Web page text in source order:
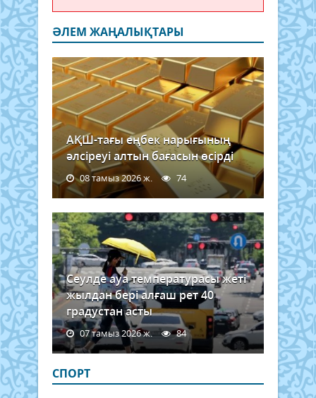
ӘЛЕМ ЖАҢАЛЫҚТАРЫ
АҚШ-тағы еңбек нарығының
әлсіреуі алтын бағасын өсірді
08 тамыз 2026 ж. 74
Сеулде ауа температурасы жеті
жылдан бері алғаш рет 40
градустан асты
07 тамыз 2026 ж. 84
СПОРТ